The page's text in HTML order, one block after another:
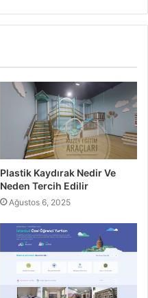
Plastik Kaydırak Nedir Ve
Neden Tercih Edilir
Ağustos 6, 2025